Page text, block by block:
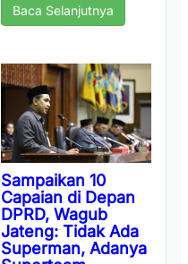
Baca Selanjutnya
Sampaikan 10
Capaian di Depan
DPRD, Wagub
Jateng: Tidak Ada
Superman, Adanya